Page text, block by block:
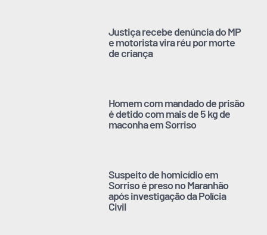
Justiça recebe denúncia do MP
e motorista vira réu por morte
de criança
Homem com mandado de prisão
é detido com mais de 5 kg de
maconha em Sorriso
Suspeito de homicídio em
Sorriso é preso no Maranhão
após investigação da Polícia
Civil